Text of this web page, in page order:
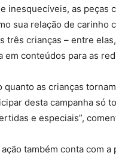
inesquecíveis, as peças
sua relação de carinho
três crianças – entre
em conteúdos para as
quanto as crianças
desta campanha só
e especiais”,
também conta com